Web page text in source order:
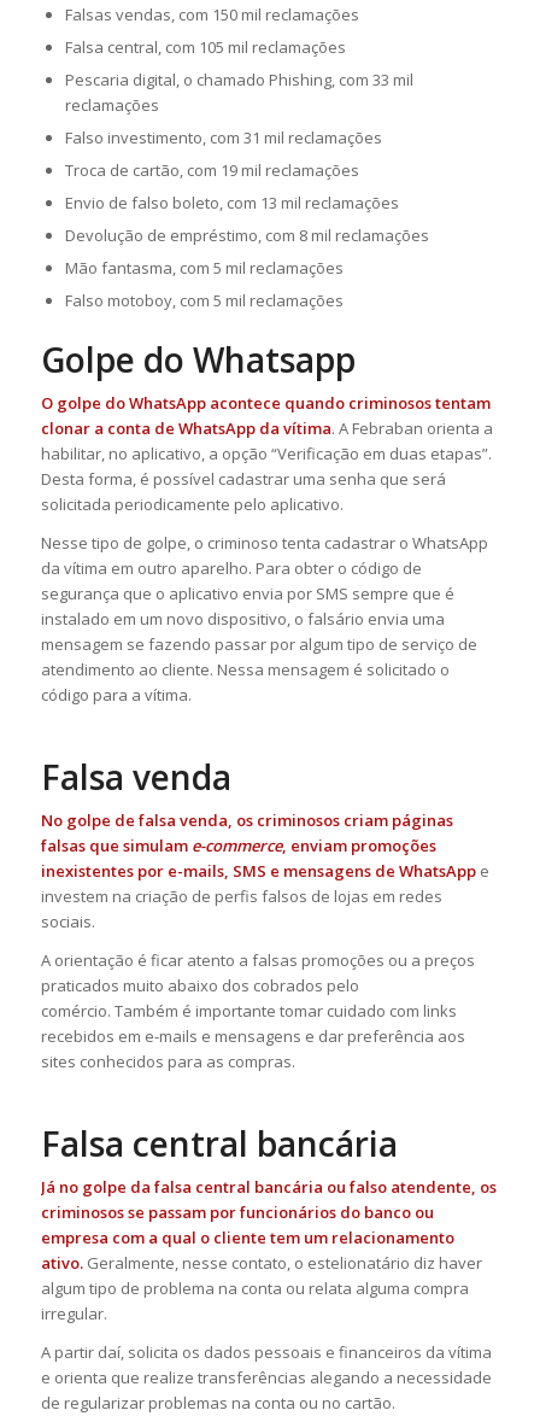
Falsas vendas, com 150 mil reclamações
Falsa central, com 105 mil reclamações
Pescaria digital, o chamado Phishing, com 33 mil
reclamações
Falso investimento, com 31 mil reclamações
Troca de cartão, com 19 mil reclamações
Envio de falso boleto, com 13 mil reclamações
Devolução de empréstimo, com 8 mil reclamações
Mão fantasma, com 5 mil reclamações
Falso motoboy, com 5 mil reclamações
Golpe do Whatsapp
O golpe do WhatsApp acontece quando criminosos tentam
clonar a conta de WhatsApp da vítima. A Febraban orienta a
habilitar, no aplicativo, a opção “Verificação em duas etapas”.
Desta forma, é possível cadastrar uma senha que será
solicitada periodicamente pelo aplicativo.
Nesse tipo de golpe, o criminoso tenta cadastrar o WhatsApp
da vítima em outro aparelho. Para obter o código de
segurança que o aplicativo envia por SMS sempre que é
instalado em um novo dispositivo, o falsário envia uma
mensagem se fazendo passar por algum tipo de serviço de
atendimento ao cliente. Nessa mensagem é solicitado o
código para a vítima.
Falsa venda
No golpe de falsa venda, os criminosos criam páginas
falsas que simulam e-commerce, enviam promoções
inexistentes por e-mails, SMS e mensagens de WhatsApp e
investem na criação de perfis falsos de lojas em redes
sociais.
A orientação é ficar atento a falsas promoções ou a preços
praticados muito abaixo dos cobrados pelo
comércio. Também é importante tomar cuidado com links
recebidos em e-mails e mensagens e dar preferência aos
sites conhecidos para as compras.
Falsa central bancária
Já no golpe da falsa central bancária ou falso atendente, os
criminosos se passam por funcionários do banco ou
empresa com a qual o cliente tem um relacionamento
ativo.Geralmente, nesse contato, o estelionatário diz haver
algum tipo de problema na conta ou relata alguma compra
irregular.
A partir daí, solicita os dados pessoais e financeiros da vítima
e orienta que realize transferências alegando a necessidade
de regularizar problemas na conta ou no cartão.